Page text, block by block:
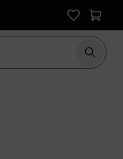
Suche
Kundenbewertungen